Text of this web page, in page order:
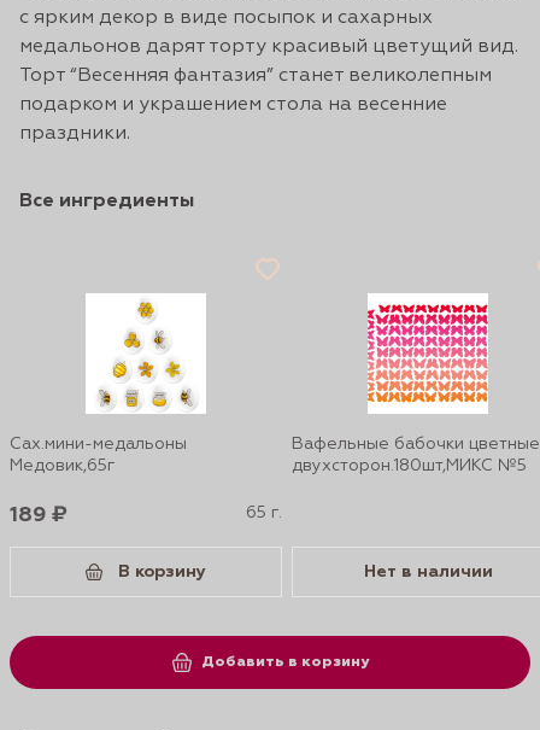
с ярким декор в виде посыпок и сахарных
медальонов дарят торту красивый цветущий вид.
Торт “Весенняя фантазия” станет великолепным
подарком и украшением стола на весенние
праздники.
Все ингредиенты
Сах.мини-медальоны
Медовик,65г
189 ₽ 65 г.
В корзину
Вафельные бабочки цветные
двухсторон.180шт,МИКС №5
Нет в наличии
Добавить в корзину